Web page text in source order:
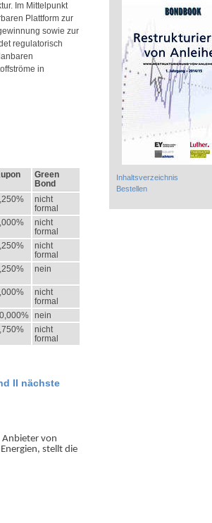
Im Mittelpunkt
Plattform zur
sowie zur
regulatorisch
in
Green
Bond
nicht
formal
nicht
formal
nicht
formal
nein
nicht
formal
nein
nicht
formal
II nächste
Anbieter von
stellt die
Inhaltsverzeichnis
Bestellen